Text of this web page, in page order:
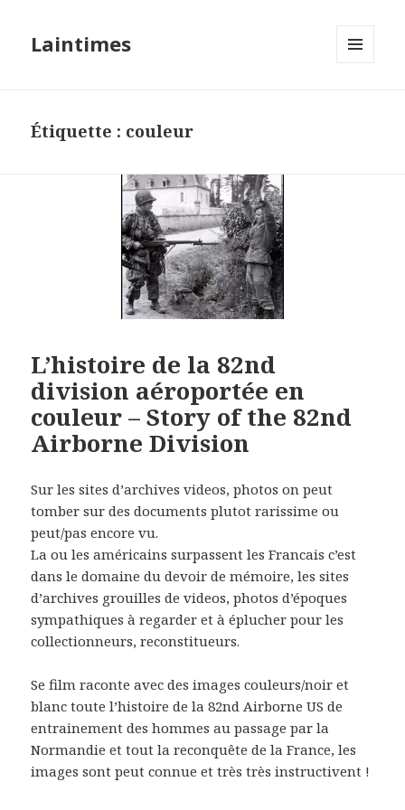
Laintimes
Étiquette : couleur
L’histoire de la 82nd
division aéroportée en
couleur – Story of the 82nd
Airborne Division
Sur les sites d’archives videos, photos on peut
tomber sur des documents plutot rarissime ou
peut/pas encore vu.
La ou les américains surpassent les Francais c’est
dans le domaine du devoir de mémoire, les sites
d’archives grouilles de videos, photos d’époques
sympathiques à regarder et à éplucher pour les
collectionneurs, reconstitueurs.
Se film raconte avec des images couleurs/noir et
blanc toute l’histoire de la 82nd Airborne US de
entrainement des hommes au passage par la
Normandie et tout la reconquête de la France, les
images sont peut connue et très très instructivent !